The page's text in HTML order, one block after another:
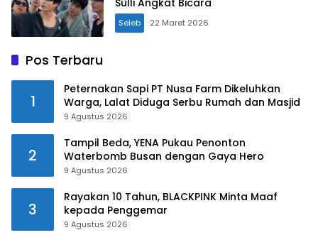
Sulli Angkat Bicara
Seleb 22 Maret 2026
Pos Terbaru
1
Peternakan Sapi PT Nusa Farm Dikeluhkan
Warga, Lalat Diduga Serbu Rumah dan Masjid
9 Agustus 2026
2
Tampil Beda, YENA Pukau Penonton
Waterbomb Busan dengan Gaya Hero
9 Agustus 2026
3
Rayakan 10 Tahun, BLACKPINK Minta Maaf
kepada Penggemar
9 Agustus 2026